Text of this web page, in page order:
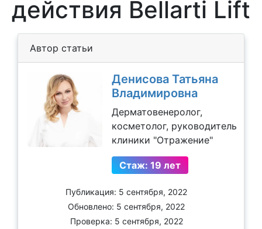
действия Bellarti Lift
Автор статьи
Денисова Татьяна
Владимировна
Дерматовенеролог,
косметолог, руководитель
клиники "Отражение"
Стаж: 19 лет
Публикация: 5 сентября, 2022
Обновлено: 5 сентября, 2022
Проверка: 5 сентября, 2022